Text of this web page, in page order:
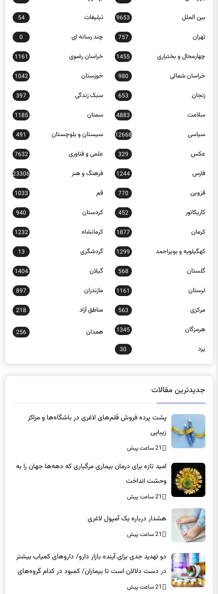
بین الملل 9653 تبلیغات 54
تهران 757 چند رسانه ای 0
چهارمحال و بختیاری 1455 خراسان رضوی 1161
خراسان شمالی 980 خوزستان 1042
زنجان 653 سبک زندگی 397
سلامت 4883 سمنان 1185
سیاسی 12668 سیستان و بلوچستان 491
عکس 329 علمی و فناوری 7632
فارس 1244 فرهنگ و هنر 23306
قزوین 770 قم 1033
کاریکاتور 452 کردستان 940
کرمان 1877 کرمانشاه 1232
کهگیلویه و بویراحمد 1299 گردشگری 13
گلستان 568 گیلان 1404
لرستان 1161 مازندران 897
مرکزی 563 مناطق آزاد 218
هرمزگان 1345
256
یزد 30
پشت پرده فروش قلم‌های لاغری در باشگاه‌ها و مراکز
زیبایی
21 ساعت پیش
امید تازه برای درمان بیماری مرگباری که دهه‌ها جهان را به
وحشت انداخت
21 ساعت پیش
21 ساعت پیش
در دست دلالان است تا بیماران/ کمبود در کدام گروه‌های
دارویی محسوس‌تر است؟
21 ساعت پیش